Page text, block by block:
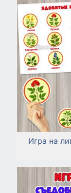
Игра на